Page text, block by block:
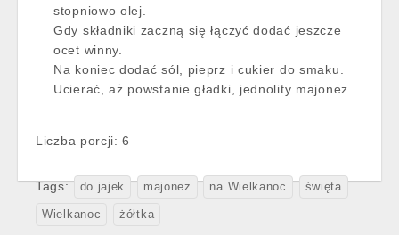
stopniowo olej.
Gdy składniki zaczną się łączyć dodać jeszcze
ocet winny.
Na koniec dodać sól, pieprz i cukier do smaku.
Ucierać, aż powstanie gładki, jednolity majonez.
Liczba porcji: 6
Tags: do jajek majonez na Wielkanoc święta
Wielkanoc żółtka